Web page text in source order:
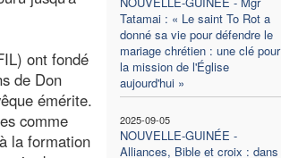
Tatamai : « Le saint To Rot a
donné sa vie pour défendre le
mariage chrétien : une clé pour
la mission de l'Église
aujourd'hui »
2025-09-05
NOUVELLE-GUINÉE -
Alliances, Bible et croix : dans
ont fondé
de Don
émérite.
comme
la formation